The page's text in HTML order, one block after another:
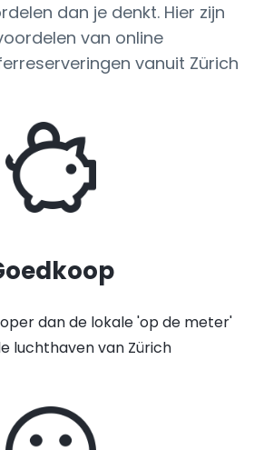
dan je denkt. Hier zijn
van online
vanuit Zürich
dan de lokale 'op de meter'
luchthaven van Zürich